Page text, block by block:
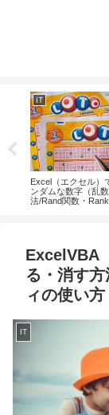
IT
Excel（エクセル）
ンダムな数字（乱
法/Rand関数・
ExcelVBA
る・消す
ィの使い方
IT